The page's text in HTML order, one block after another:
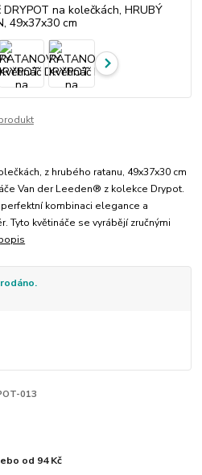
z hrubého ratanu, 49x37x30 cm
Van der Leeden® z kolekce Drypot.
kombinaci elegance a
Tyto květináče se vyrábějí zručnými
013
od 94 Kč